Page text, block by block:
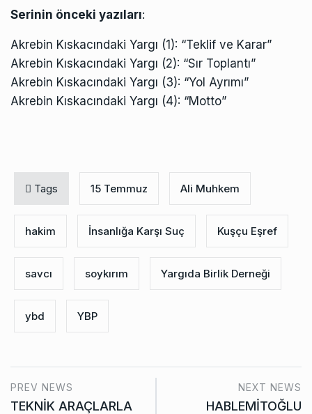
Serinin önceki yazıları:
Akrebin Kıskacındaki Yargı (1): “Teklif ve Karar”
Akrebin Kıskacındaki Yargı (2): “Sır Toplantı”
Akrebin Kıskacındaki Yargı (3): “Yol Ayrımı”
Akrebin Kıskacındaki Yargı (4): “Motto”
Tags 15 Temmuz Ali Muhkem
hakim İnsanlığa Karşı Suç Kuşçu Eşref
savcı soykırım Yargıda Birlik Derneği
ybd YBP
PREV NEWS
TEKNİK ARAÇLARLA
NEXT NEWS
HABLEMİTOĞLU